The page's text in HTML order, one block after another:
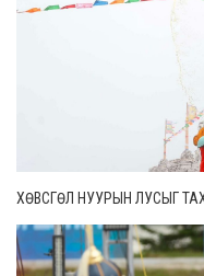
ХӨВСГӨЛ НУУРЫН ЛУСЫГ